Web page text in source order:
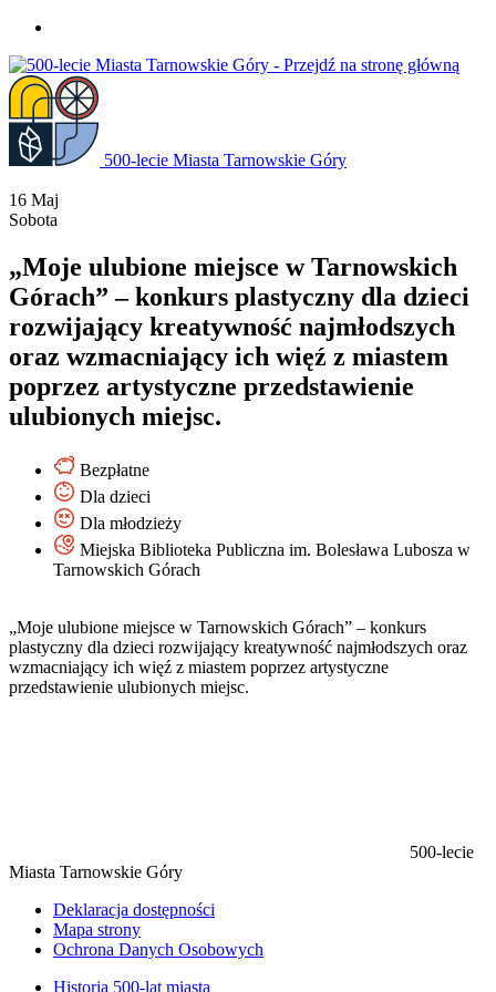
treści
500-lecie Miasta Tarnowskie Góry
16 Maj
Sobota
„Moje ulubione miejsce w Tarnowskich
Górach” – konkurs plastyczny dla dzieci
rozwijający kreatywność najmłodszych
oraz wzmacniający ich więź z miastem
poprzez artystyczne przedstawienie
ulubionych miejsc.
Bezpłatne
Dla dzieci
Dla młodzieży
Miejska Biblioteka Publiczna im. Bolesława Lubosza w
Tarnowskich Górach
„Moje ulubione miejsce w Tarnowskich Górach” – konkurs
plastyczny dla dzieci rozwijający kreatywność najmłodszych oraz
wzmacniający ich więź z miastem poprzez artystyczne
przedstawienie ulubionych miejsc.
500-lecie
Miasta Tarnowskie Góry
Deklaracja dostępności
Mapa strony
Ochrona Danych Osobowych
Historia 500-lat miasta